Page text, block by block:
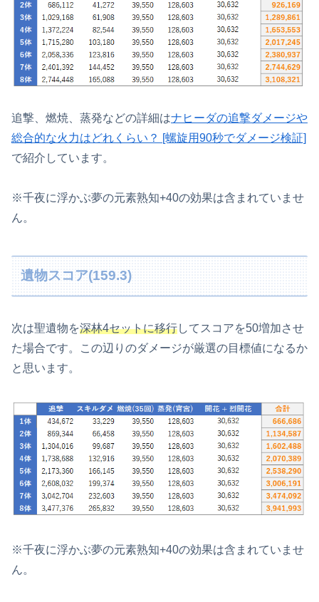
追撃、燃焼、蒸発などの詳細はナヒーダの追撃ダメージや
総合的な火力はどれくらい？ [螺旋用90秒でダメージ検証]
で紹介しています。
※千夜に浮かぶ夢の元素熟知+40の効果は含まれていませ
ん。
遺物スコア(159.3)
次は聖遺物を深林4セットに移行してスコアを50増加させ
た場合です。この辺りのダメージが厳選の目標値になるか
と思います。
※千夜に浮かぶ夢の元素熟知+40の効果は含まれていませ
ん。